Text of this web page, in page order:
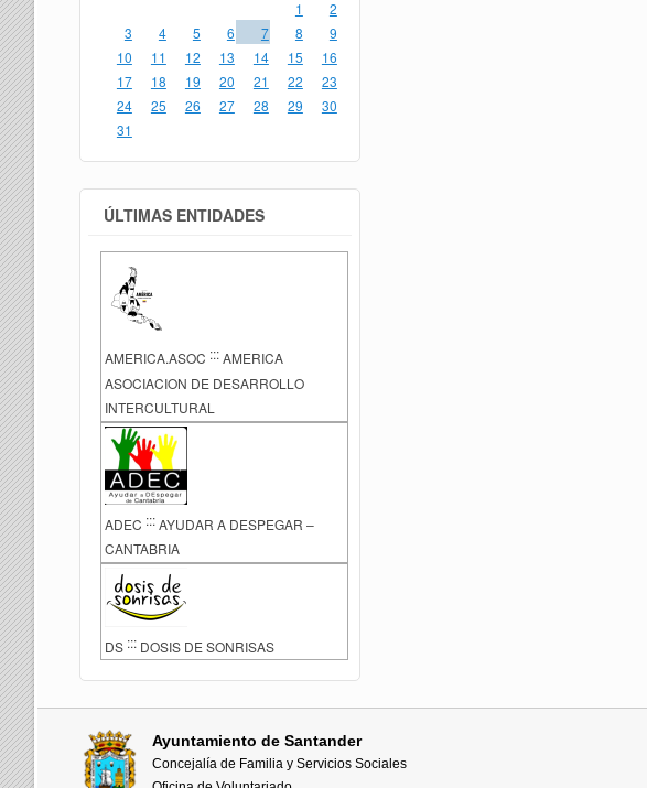
1
2
3
4 5 6 7 8
9
10
11 12 13 14 15
16
17
18 19 20 21 22
23
24
25 26 27 28 29
30
31
ÚLTIMAS ENTIDADES
AMERICA.ASOC :::AMERICA
ASOCIACION DE DESARROLLO
INTERCULTURAL
ADEC ::: AYUDAR A DESPEGAR –
CANTABRIA
DS ::: DOSIS DE SONRISAS
Ayuntamiento de Santander
Concejalía de Familia y Servicios Sociales